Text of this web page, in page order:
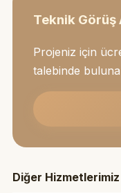
Teknik Görüş
Projeniz için
talebinde
Diğer Hizmetlerimiz